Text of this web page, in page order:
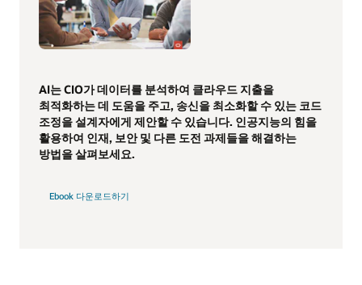
AI는 CIO가 데이터를 분석하여 클라우드 지출을
최적화하는 데 도움을 주고, 송신을 최소화할 수 있는 코드
조정을 설계자에게 제안할 수 있습니다. 인공지능의 힘을
활용하여 인재, 보안 및 다른 도전 과제들을 해결하는
방법을 살펴보세요.
Ebook 다운로드하기